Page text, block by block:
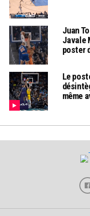
Juan
Javale
poster
Le
même